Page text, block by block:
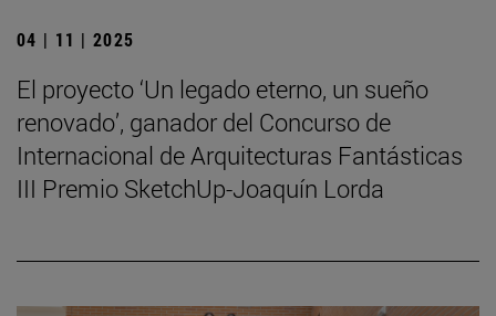
04 | 11 | 2025
El proyecto ‘Un legado eterno, un sueño
renovado’, ganador del Concurso de
Internacional de Arquitecturas Fantásticas
III Premio SketchUp-Joaquín Lorda